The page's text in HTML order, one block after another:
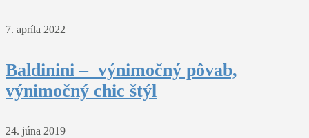
7. apríla 2022
Baldinini – výnimočný pôvab,
výnimočný chic štýl
24. júna 2019